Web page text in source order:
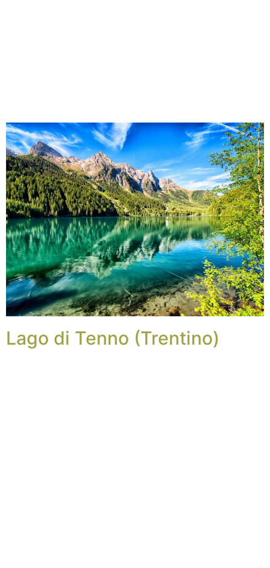
Lago di Tenno (Trentino)